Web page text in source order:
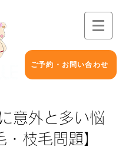
ご予約・お問い合わせ
意外と多い悩
枝毛問題】